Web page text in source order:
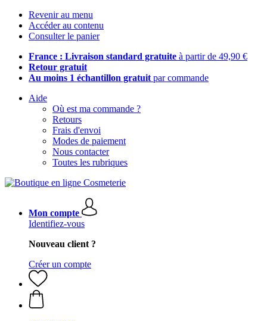
Revenir au menu
Accéder au contenu
Consulter le panier
France : Livraison standard gratuite à partir de 49,90 €
Retour gratuit
Au moins 1 échantillon gratuit par commande
Aide
Où est ma commande ?
Retours
Frais d'envoi
Modes de paiement
Nous contacter
Toutes les rubriques
Mon compte
Identifiez-vous
Nouveau client ?
Créer un compte